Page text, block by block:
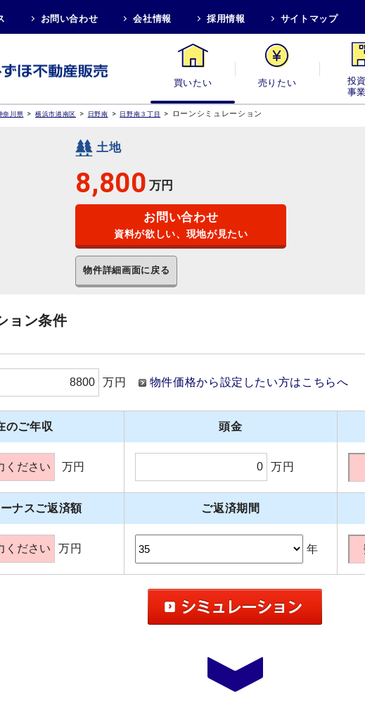
お問い合わせ 会社情報 採用情報 サイトマップ
買いたい 売りたい 投資用
奈川県 > 横浜市港南区 > 日野南 > 日野南３丁目 > ローンシミュレーション
土地
8,800 万円
お問い合わせ
資料が欲しい、現地が見たい
物件詳細画面に戻る
ョン条件
万円 物件価格から設定したい方はこちらへ
のご年収
万円
頭金
万円
ナスご返済額
万円
ご返済期間
年